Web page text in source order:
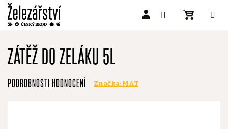
obsah
ZÁTĚŽ DO ZELÁKU 5L
Průměrné
hodnocení
PODROBNOSTI HODNOCENÍ Značka: MAT